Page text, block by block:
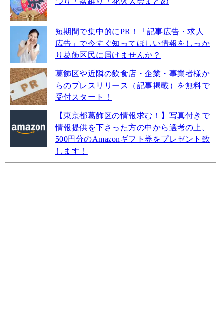
短期間で集中的にPR！「記事広告・求人
広告」で今すぐ知ってほしい情報をしっか
り葛飾区民に届けませんか？
葛飾区や近隣の飲食店・企業・事業者様か
らのプレスリリース（記事掲載）を無料で
受付スタート！
【東京都葛飾区の情報求む！】写真付きで
情報提供を下さった方の中から選考の上、
500円分のAmazonギフト券をプレゼント致
します！